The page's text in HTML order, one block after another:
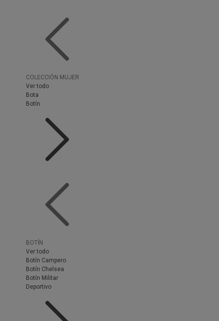
COLECCIÓN MUJER
Ver todo
Bota
Botín
BOTÍN
Ver todo
Botín Campero
Botín Chelsea
Botín Militar
Deportivo